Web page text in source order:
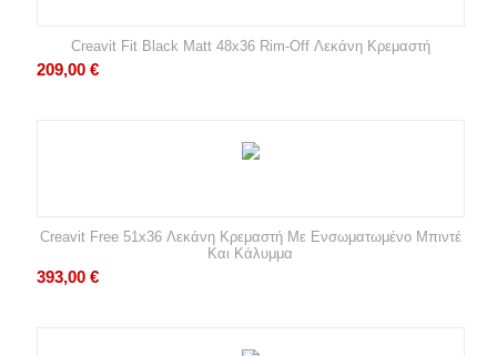
Creavit Fit Black Matt 48x36 Rim-Off Λεκάνη Κρεμαστή
209,00 €
Creavit Free 51x36 Λεκάνη Κρεμαστή Με Ενσωματωμένο Μπιντέ
Και Κάλυμμα
393,00 €